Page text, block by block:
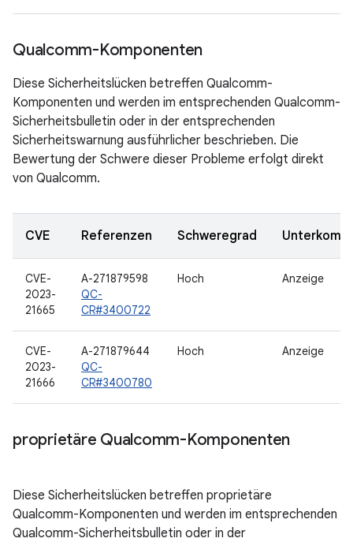
Qualcomm-Komponenten
Diese Sicherheitslücken betreffen Qualcomm-
Komponenten und werden im entsprechenden Qualcomm-
Sicherheitsbulletin oder in der entsprechenden
Sicherheitswarnung ausführlicher beschrieben. Die
Bewertung der Schwere dieser Probleme erfolgt direkt
von Qualcomm.
CVE Referenzen Schweregrad
CVE-
2023-
21665
A-271879598
QC-
CR#3400722
Hoch Anzeige
CVE-
2023-
21666
A-271879644
QC-
CR#3400780
Hoch Anzeige
proprietäre Qualcomm-Komponenten
Diese Sicherheitslücken betreffen proprietäre
Qualcomm-Komponenten und werden im entsprechenden
Qualcomm-Sicherheitsbulletin oder in der